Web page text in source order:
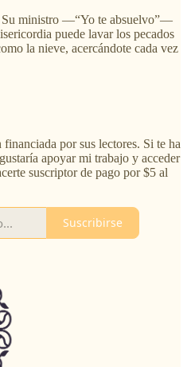
Su ministro —“Yo te absuelvo”—
puede lavar los pecados
la nieve, acercándote cada vez
por sus lectores. Si te ha
apoyar mi trabajo y acceder
suscriptor de pago por $5 al
Suscribirse